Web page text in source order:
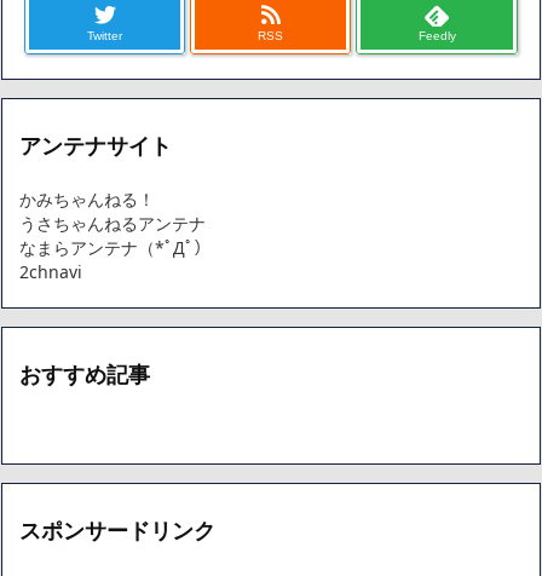
【ＧＪ】 クラスに迷惑な池沼がいた。リーダー格のＡ「なんで支
援学級に入れないんですか？」先生「背の高い低いと同じで、これ
も個性なの！差別は...NEW!
【画像】 日産が社運をかけて発売するSUVｗｗｗｗｗｗｗNEW!
【朗報】秋田に日本最大級のAIデータセンター建設へ 総事業費
【画像】身長155cm・体重36kg・ウエスト51cmのスレンダー美
少女がAVデビュ－ｗwwww
【画像】彼女「ねー、今日のデートこれで行っていー？」ﾊﾟｼｬ
広末涼子さん、正気に戻ってしまい絶望する・・・「アカン、キ
【配信者】「金バエ」のSNS更新が1週間途絶え、様々な憶測が
なっており、本人ではないとの憶測が広がる
ｗｗｗｗｗ「こんな高いの？ｗｗ」「逆に超安い」
私は6年間「子無し既婚女性」で人から様々なことを言われてき
たけど子無しの原因は親の教えのせいかもしれません
Twitter RSS Feedly
アンテナサイト
かみちゃんねる！
うさちゃんねるアンテナ
なまらアンテナ（*ﾟДﾟ）
2chnavi
おすすめ記事
スポンサードリンク